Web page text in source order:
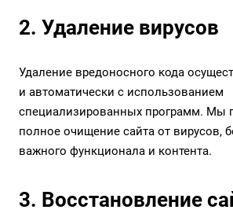
2. Удаление вирусов
Удаление вредоносного кода
и автоматически с использованием
специализированных программ. Мы
полное очищение сайта от вирусов,
важного функционала и контента.
3. Восстановление